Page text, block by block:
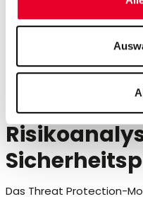
Das Threat Protection-